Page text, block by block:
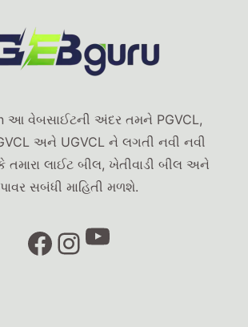
આ વેબસાઈટની અંદર તમને PGVCL,
અને UGVCL ને લગતી નવી નવી
તમારા લાઈટ બીલ, ખેતીવાડી બીલ અને
પાવર સબંધી માહિતી મળશે.
Facebook
Instagram
YouTube